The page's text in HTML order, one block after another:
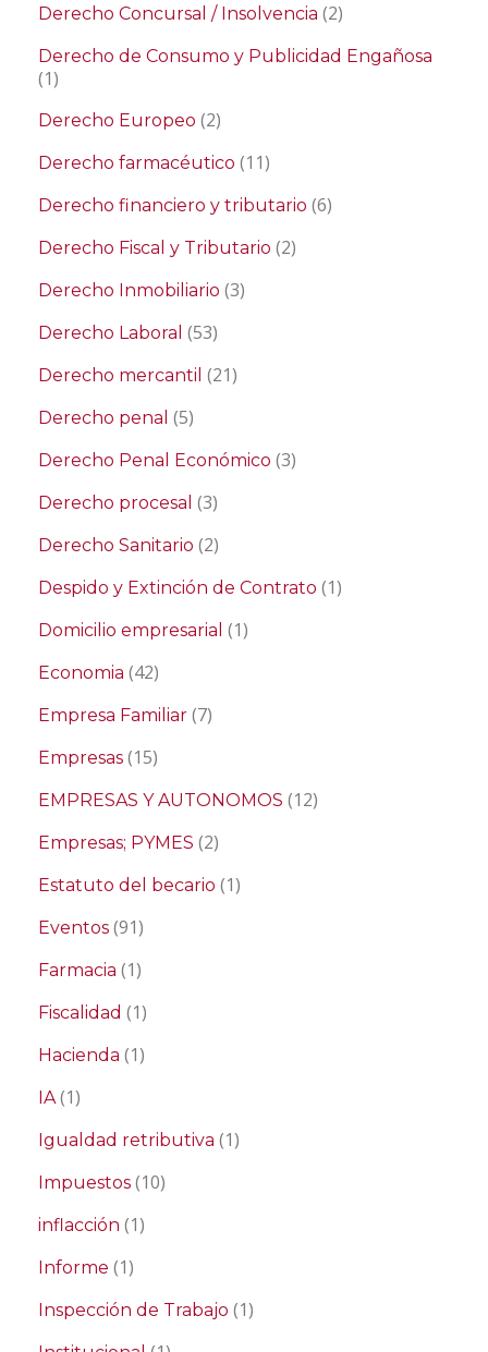
Derecho Concursal / Insolvencia (2)
Derecho de Consumo y Publicidad Engañosa
(1)
Derecho Europeo (2)
Derecho farmacéutico (11)
Derecho financiero y tributario (6)
Derecho Fiscal y Tributario (2)
Derecho Inmobiliario (3)
Derecho Laboral (53)
Derecho mercantil (21)
Derecho penal (5)
Derecho Penal Económico (3)
Derecho procesal (3)
Derecho Sanitario (2)
Despido y Extinción de Contrato (1)
Domicilio empresarial (1)
Economia (42)
Empresa Familiar (7)
Empresas (15)
EMPRESAS Y AUTONOMOS (12)
Empresas; PYMES (2)
Estatuto del becario (1)
Eventos (91)
Farmacia (1)
Fiscalidad (1)
Hacienda (1)
IA(1)
Igualdad retributiva (1)
Impuestos (10)
inflacción (1)
Informe (1)
Inspección de Trabajo (1)